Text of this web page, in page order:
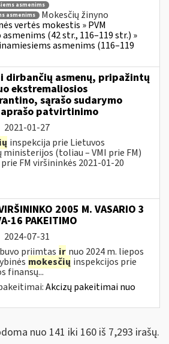
asmenims
asmenims
Mokesčių žinyno
vertės mokestis » PVM
(42 str., 116–119 str.) »
asmenims (116–119
dirbančių asmenų, pripažintų
ekstremaliosios
sąrašo sudarymo
patvirtinimo
2021-01-27
inspekcija prie Lietuvos
ministerijos (toliau – VMI prie FM)
FM viršininkės 2021-01-20
2005 M. VASARIO 3
16 PAKEITIMO
2024-07-31
priimtas ir nuo 2024 m. liepos
mokesčių inspekcijos prie
finansų...
Akcizų pakeitimai nuo
nuo 141 iki 160 iš 7,293 irašų.